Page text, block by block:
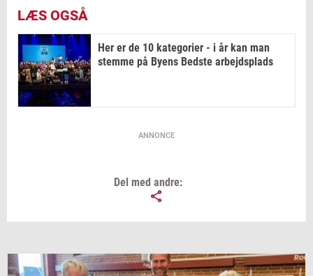
LÆS OGSÅ
Her er de 10 kategorier - i år kan man
stemme på Byens Bedste arbejdsplads
ANNONCE
Del med andre: